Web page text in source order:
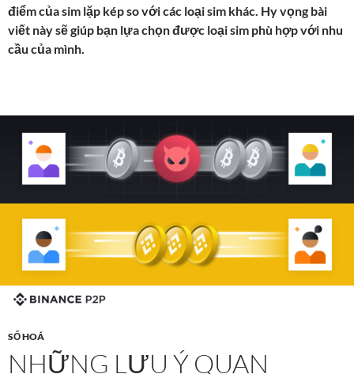
điểm của sim lặp kép so với các loại sim khác. Hy vọng bài
viết này sẽ giúp bạn lựa chọn được loại sim phù hợp với nhu
cầu của mình.
SỐ HOÁ
NHỮNG LƯU Ý QUAN